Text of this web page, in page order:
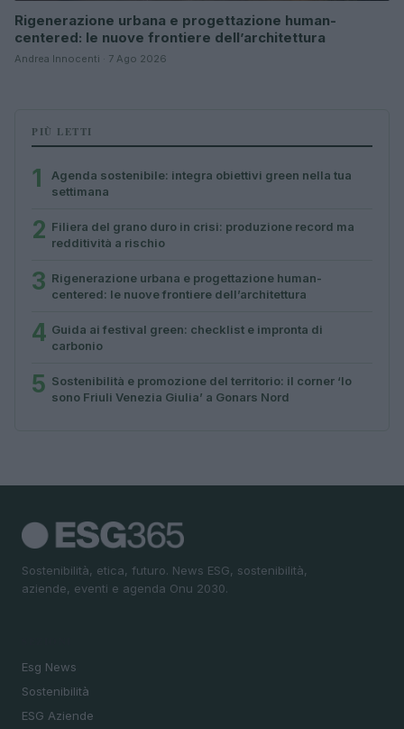
Rigenerazione urbana e progettazione human-
centered: le nuove frontiere dell’architettura
Andrea Innocenti · 7 Ago 2026
PIÙ LETTI
1
Agenda sostenibile: integra obiettivi green nella tua
settimana
2 Filiera del grano duro in crisi: produzione record ma
redditività a rischio
3 Rigenerazione urbana e progettazione human-
centered: le nuove frontiere dell’architettura
4 Guida ai festival green: checklist e impronta di
carbonio
5 Sostenibilità e promozione del territorio: il corner ‘Io
sono Friuli Venezia Giulia’ a Gonars Nord
Sostenibilità, etica, futuro. News ESG, sostenibilità,
aziende, eventi e agenda Onu 2030.
Esg News
Sostenibilità
ESG Aziende